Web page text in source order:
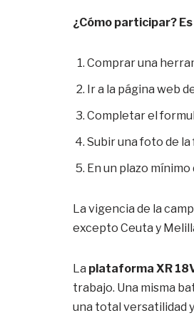
¿Cómo participar?
Comprar una
Ir a la página web
Completar el
Subir una foto de la
En un plazo
La vigencia de la
excepto Ceuta y
La plataforma XR
trabajo. Una misma
una total versatilidad